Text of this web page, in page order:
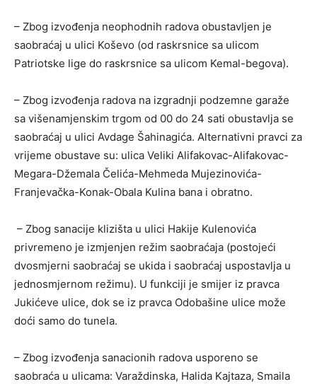
– Zbog izvođenja neophodnih radova obustavljen je
saobraćaj u ulici Koševo (od raskrsnice sa ulicom
Patriotske lige do raskrsnice sa ulicom Kemal-begova).
– Zbog izvođenja radova na izgradnji podzemne garaže
sa višenamjenskim trgom od 00 do 24 sati obustavlja se
saobraćaj u ulici Avdage Šahinagića. Alternativni pravci za
vrijeme obustave su: ulica Veliki Alifakovac-Alifakovac-
Megara-Džemala Čelića-Mehmeda Mujezinovića-
Franjevačka-Konak-Obala Kulina bana i obratno.
– Zbog sanacije klizišta u ulici Hakije Kulenovića
privremeno je izmjenjen režim saobraćaja (postojeći
dvosmjerni saobraćaj se ukida i saobraćaj uspostavlja u
jednosmjernom režimu). U funkciji je smijer iz pravca
Jukićeve ulice, dok se iz pravca Odobašine ulice može
doći samo do tunela.
– Zbog izvođenja sanacionih radova usporeno se
saobraća u ulicama: Varaždinska, Halida Kajtaza, Smaila